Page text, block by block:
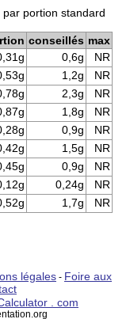
portion standard
conseillés max
0,6g
NR
1,2g
NR
2,3g
NR
1,8g
NR
0,9g
NR
1,5g
NR
0,9g
NR
0,24g
NR
1,7g NR
légales - Foire aux
. com